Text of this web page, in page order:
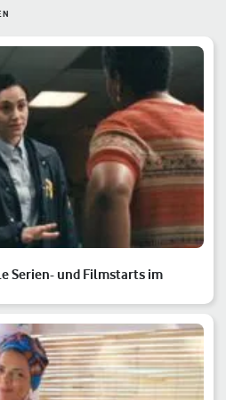
Serien- und Filmstarts im